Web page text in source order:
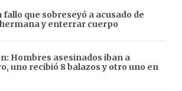
fallo que sobreseyó a acusado de
y enterrar cuerpo
Hombres asesinados iban a
uno recibió 8 balazos y otro uno en